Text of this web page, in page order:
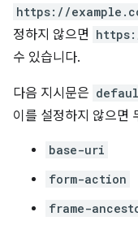
https://
정하지 않으면
수 있습니다.
다음 지시문은
이를 설정하지 않으면
base-uri
form-action
frame-